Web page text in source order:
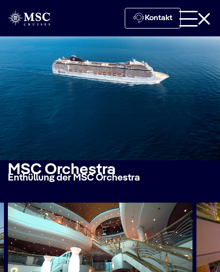
Kontakt
MSC Orchestra
Enthüllung der MSC Orchestra